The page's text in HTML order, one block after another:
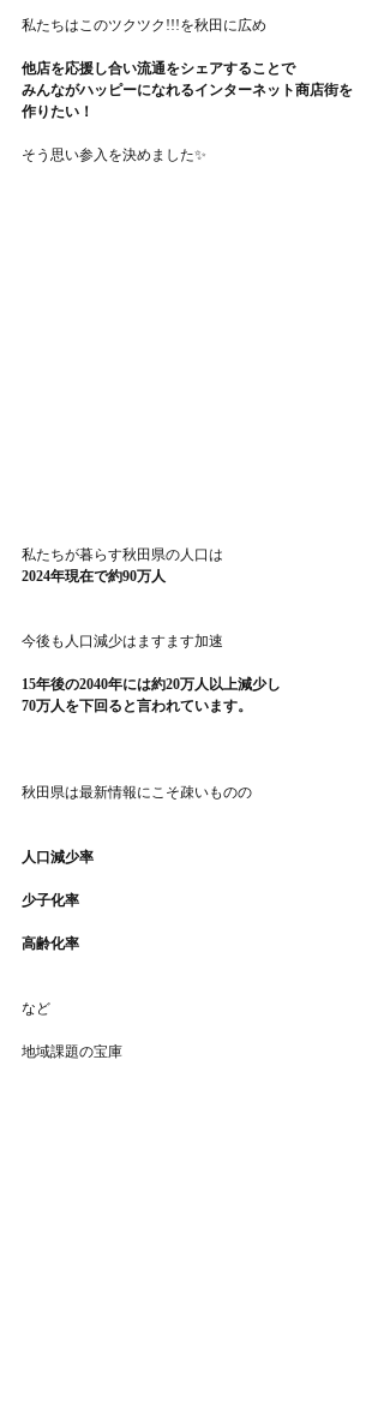
私たちはこのツクツク!!!を秋田に広め
他店を応援し合い流通をシェアすることで
みんながハッピーになれるインターネット商店街を
作りたい！
そう思い参入を決めました✨
私たちが暮らす秋田県の人口は
2024年現在で約90万人
今後も人口減少はますます加速
15年後の2040年には約20万人以上減少し
70万人を下回ると言われています。
秋田県は最新情報にこそ疎いものの
人口減少率
少子化率
高齢化率
など
地域課題の宝庫